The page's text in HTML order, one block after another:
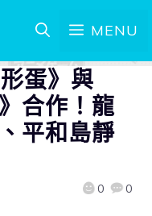
MENU
蛋》與
合作！龍
平和島靜
0 0